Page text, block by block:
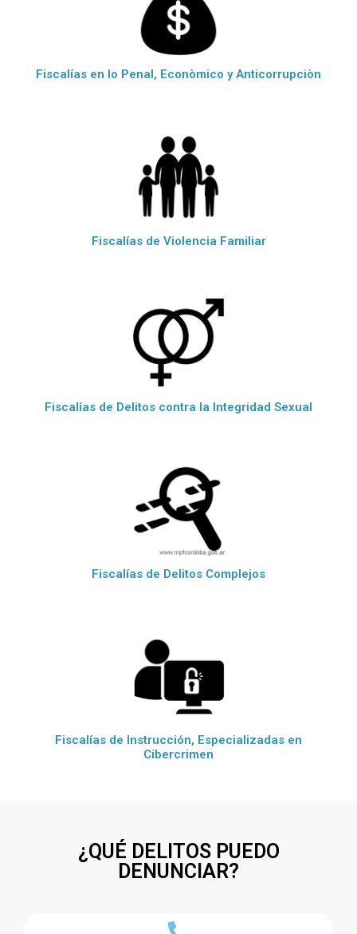
Fiscalías en lo Penal, Econòmico y Anticorrupciòn
Fiscalías de Violencia Familiar
Fiscalías de Delitos contra la Integridad Sexual
Fiscalías de Delitos Complejos
Fiscalías de Instrucción, Especializadas en
Cibercrimen
¿QUÉ DELITOS PUEDO
DENUNCIAR?